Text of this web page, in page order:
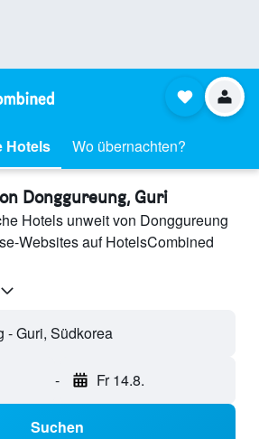
Hotels Wo übernachten?
Donggureung, Guri
Hotels unweit von Donggureung
Websites auf HotelsCombined
- Guri, Südkorea
- Fr 14.8.
Suchen